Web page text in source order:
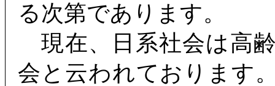
る次第であります。
現在、日系社会は高
会と云われております